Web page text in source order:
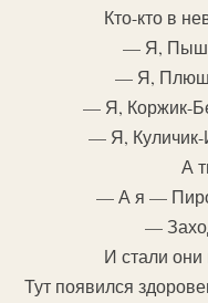
Кто-кто в
— Я,
— Я,
— Я, Коржик-
— Я,
А
— А я —
—
И стали
Тут появился